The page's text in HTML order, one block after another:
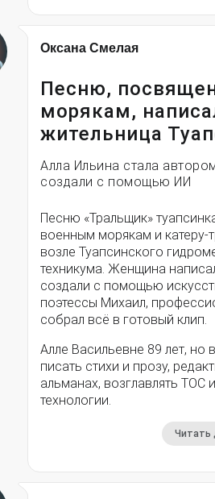
Оксана Смелая
Песню,
морякам,
жительница
Алла Ильина стала
создали с помощью ИИ
Песню «Тральщик»
военным морякам и катеру-
возле Туапсинского
техникума. Женщина
создали с помощью
поэтессы Михаил,
собрал всё в готовый клип.
Алле Васильевне 89 лет, но
писать стихи и прозу,
альманах, возглавлять ТОС
технологии.
Читать